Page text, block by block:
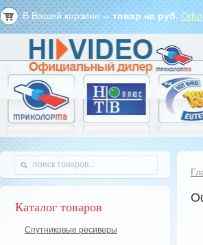
В Вашей корзине -- товар на руб.
Каталог товаров
Спутниковые ресиверы